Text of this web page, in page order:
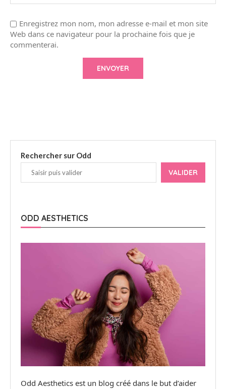
Enregistrez mon nom, mon adresse e-mail et mon site
Web dans ce navigateur pour la prochaine fois que je
commenterai.
Rechercher sur Odd
VALIDER
ODD AESTHETICS
Odd Aesthetics est un blog créé dans le but d’aider